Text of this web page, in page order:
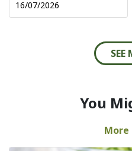
16/07/2026
SEE
You
More